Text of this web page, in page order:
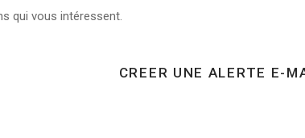
qui vous intéressent.
CREER UNE ALERTE E-